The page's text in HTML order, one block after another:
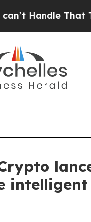
TruthScientists